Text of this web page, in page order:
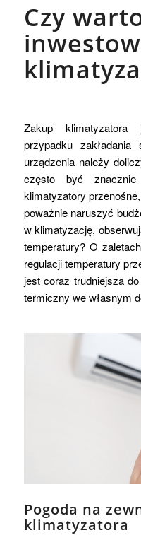
Czy
Zakup
przypadku
urządzenia należy
często być
klimatyzatory
poważnie naruszyć
w klimatyzację,
temperatury? O
regulacji temperatury
jest coraz trudniejsza
termiczny we własnym
Pogoda na
klimatyzatora